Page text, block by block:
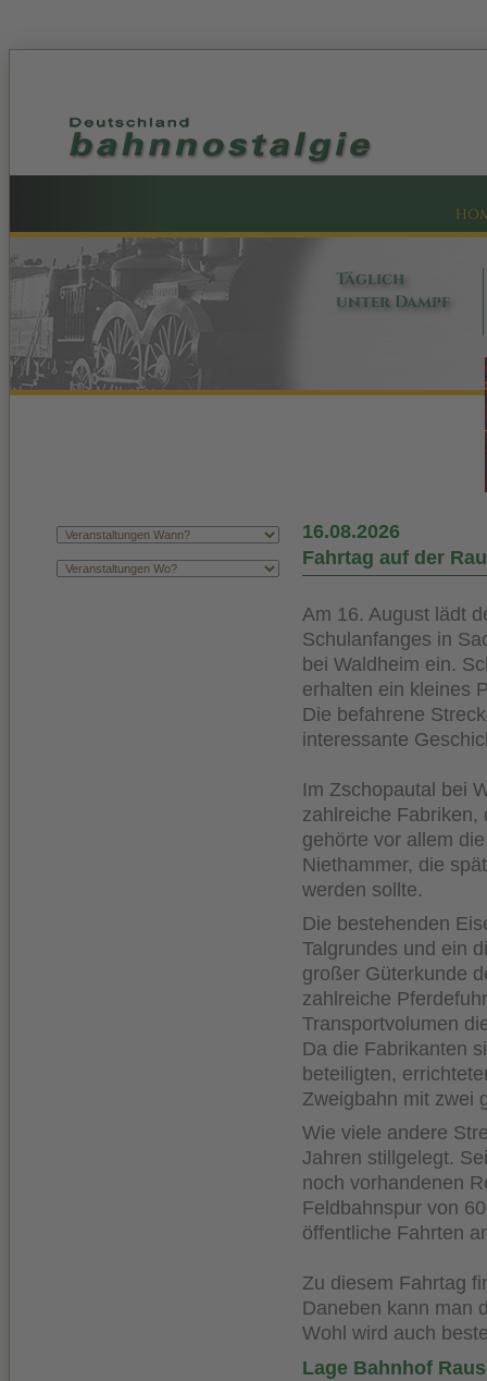
Täglich
unter Dampf
16.08.2026
Fahrtag auf der
Am 16. August lädt
Schulanfanges in
bei Waldheim ein.
erhalten ein kleines
Die befahrene
interessante
Im Zschopautal bei
zahlreiche Fabriken,
gehörte vor allem
Niethammer, die
werden sollte.
Die bestehenden
Talgrundes und ein
großer Güterkunde
zahlreiche
Transportvolumen
Da die Fabrikanten
beteiligten,
Zweigbahn mit zwei
Wie viele andere
Jahren stillgelegt.
noch vorhandenen
Feldbahnspur von
öffentliche Fahrten
Zu diesem Fahrtag
Daneben kann man
Wohl wird auch
Lage Bahnhof